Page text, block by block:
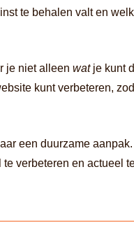
te behalen valt en
je niet alleen watje kunt
kunt verbeteren,
een duurzame
verbeteren en actueel